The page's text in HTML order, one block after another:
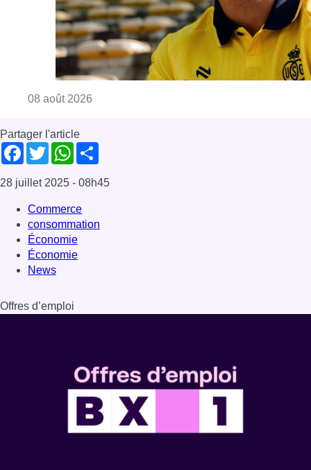
08 août 2026
Partager l'article
Facebook
TwitterWhatsApp
28 juillet 2025 - 08h45
Commerce
consommation
Économie
Économie
News
Offres d’emploi